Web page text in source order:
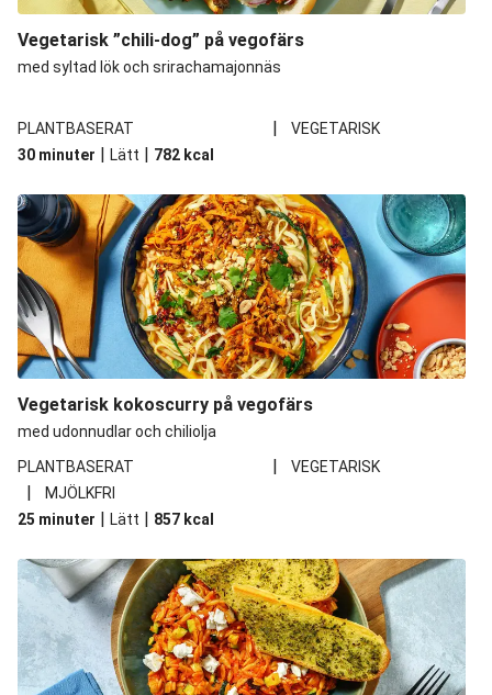
Vegetarisk ”chili-dog” på vegofärs
med syltad lök och srirachamajonnäs
PLANTBASERAT |
VEGETARISK
30 minuter | Lätt | 782 kcal
Vegetarisk kokoscurry på vegofärs
med udonnudlar och chiliolja
PLANTBASERAT
| VEGETARISK
|
MJÖLKFRI
25 minuter | Lätt | 857 kcal